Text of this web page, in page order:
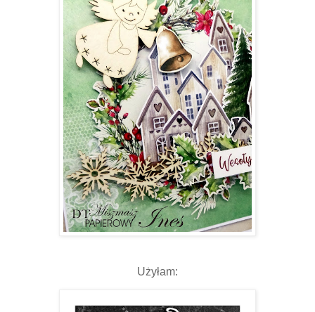
Użyłam: